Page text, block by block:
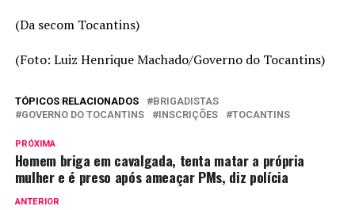
(Da secom Tocantins)
(Foto: Luiz Henrique Machado/Governo do Tocantins)
TÓPICOS RELACIONADOS
BRIGADISTAS
GOVERNO DO TOCANTINS
INSCRIÇÕES TOCANTINS
PRÓXIMA
Homem briga em cavalgada, tenta matar a própria
mulher e é preso após ameaçar PMs, diz polícia
ANTERIOR